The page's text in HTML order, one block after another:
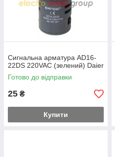
Сигнальна арматура AD16-
22DS 220VAC (зелений) Daier
Готово до відправки
25 ₴
Купити